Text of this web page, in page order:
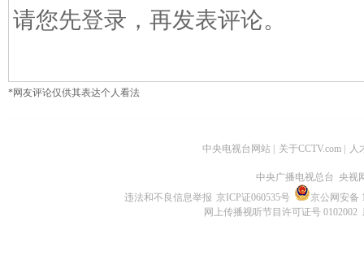
*网友评论仅供其表达个人看法
中央电视台网站 关于CCTV.com 人
中央广播电视总台 央视
违法和不良信息举报 京ICP证060535号
京公网安备
网上传播视听节目许可证号 0102002